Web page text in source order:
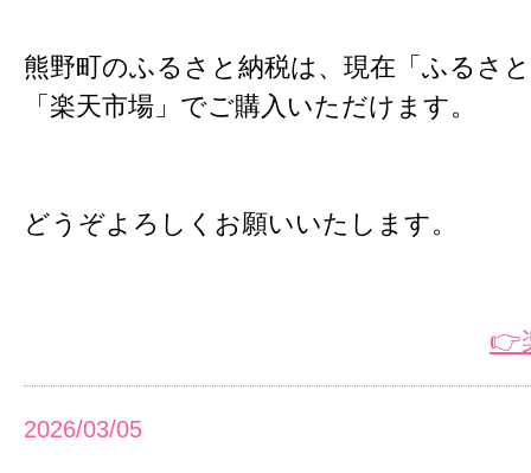
熊野町のふるさと納税は、現在「ふるさ
「楽天市場」でご購入いただけます。
どうぞよろしくお願いいたします。
👉
2026/03/05